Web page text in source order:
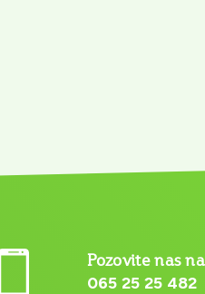
Pozovite nas na
065 25 25 482